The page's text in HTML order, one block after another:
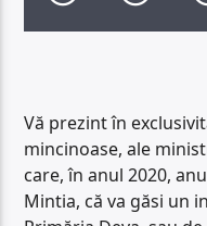
Vă prezint în
mincinoase, ale
care, în anul 2020,
Mintia, că va găsi un